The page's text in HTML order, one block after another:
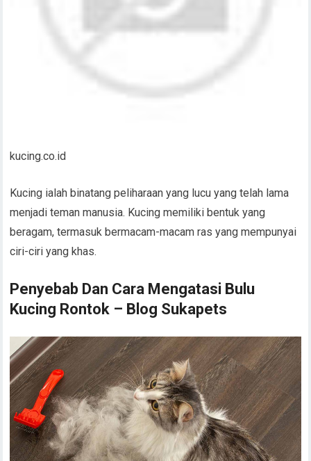
kucing.co.id
Kucing ialah binatang peliharaan yang lucu yang telah lama
menjadi teman manusia. Kucing memiliki bentuk yang
beragam, termasuk bermacam-macam ras yang mempunyai
ciri-ciri yang khas.
Penyebab Dan Cara Mengatasi Bulu
Kucing Rontok – Blog Sukapets